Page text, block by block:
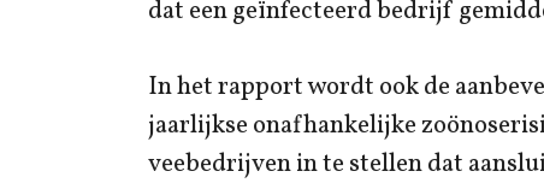
dat een geïnfecteerd bedrijf
In het rapport wordt ook de
jaarlijkse onafhankelijke
veebedrijven in te stellen dat